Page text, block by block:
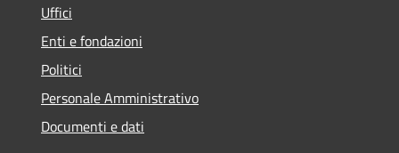
Uffici
Enti e fondazioni
Politici
Personale Amministrativo
Documenti e dati